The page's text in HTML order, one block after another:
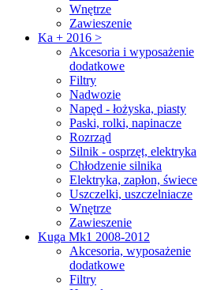
Wnętrze
Zawieszenie
Ka + 2016 >
Akcesoria i wyposażenie
dodatkowe
Filtry
Nadwozie
Napęd - łożyska, piasty
Paski, rolki, napinacze
Rozrząd
Silnik - osprzęt, elektryka
Chłodzenie silnika
Elektryka, zapłon, świece
Uszczelki, uszczelniacze
Wnętrze
Zawieszenie
Kuga Mk1 2008-2012
Akcesoria, wyposażenie
dodatkowe
Filtry